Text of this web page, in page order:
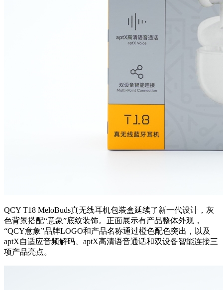
QCY T18 MeloBuds真无线耳机包装盒延续了新一代设计，灰
色背景搭配“意象”底纹装饰。正面展示有产品整体外观，
“QCY意象”品牌LOGO和产品名称通过橙色配色突出，以及
aptX自适应音频解码、aptX高清语音通话和双设备智能连接三
项产品亮点。